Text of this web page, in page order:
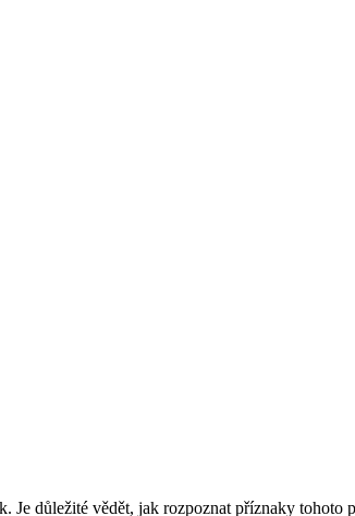
Je důležité vědět, jak rozpoznat příznaky